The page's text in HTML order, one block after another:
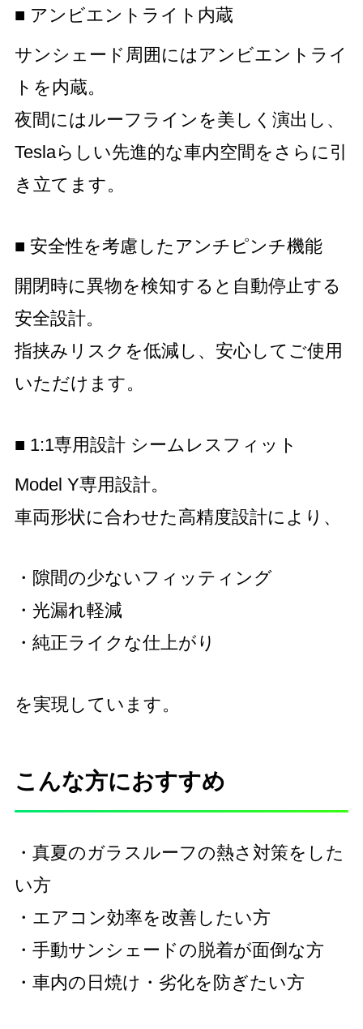
■ アンビエントライト内蔵
サンシェード周囲にはアンビエントライ
トを内蔵。
夜間にはルーフラインを美しく演出し、
Teslaらしい先進的な車内空間をさらに引
き立てます。
■ 安全性を考慮したアンチピンチ機能
開閉時に異物を検知すると自動停止する
安全設計。
指挟みリスクを低減し、安心してご使用
いただけます。
■ 1:1専用設計 シームレスフィット
Model Y専用設計。
車両形状に合わせた高精度設計により、
・隙間の少ないフィッティング
・光漏れ軽減
・純正ライクな仕上がり
を実現しています。
こんな方におすすめ
・真夏のガラスルーフの熱さ対策をした
い方
・エアコン効率を改善したい方
・手動サンシェードの脱着が面倒な方
・車内の日焼け・劣化を防ぎたい方